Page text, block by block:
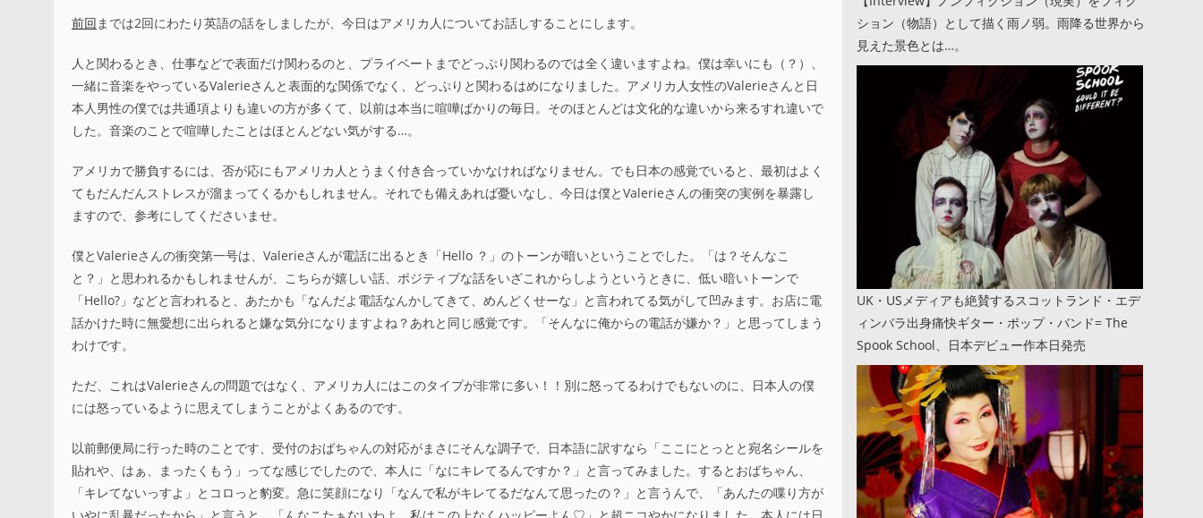
前回 までは2回にわたり英語の話をしましたが、今日はアメリカ人についてお話しすることにします。
人と関わるとき、仕事などで表面だけ関わるのと、プライベートまでどっぷり関わるのでは全く違いますよね。僕は幸いにも（？）、
一緒に音楽をやっているValerieさんと表面的な関係でなく、どっぷりと関わるはめになりました。アメリカ人女性のValerieさんと日
本人男性の僕では共通項よりも違いの方が多くて、以前は本当に喧嘩ばかりの毎日。そのほとんどは文化的な違いから来るすれ違いで
した。音楽のことで喧嘩したことはほとんどない気がする…。
アメリカで勝負するには、否が応にもアメリカ人とうまく付き合っていかなければなりません。でも日本の感覚でいると、最初はよく
てもだんだんストレスが溜まってくるかもしれません。それでも備えあれば憂いなし、今日は僕とValerieさんの衝突の実例を暴露し
ますので、参考にしてくださいませ。
僕とValerieさんの衝突第一号は、Valerieさんが電話に出るとき「Hello ？」のトーンが暗いということでした。「は？そんなこ
と？」と思われるかもしれませんが、こちらが嬉しい話、ポジティブな話をいざこれからしようというときに、低い暗いトーンで
「Hello?」などと言われると、あたかも「なんだよ電話なんかしてきて、めんどくせーな」と言われてる気がして凹みます。お店に電
話かけた時に無愛想に出られると嫌な気分になりますよね？あれと同じ感覚です。「そんなに俺からの電話が嫌か？」と思ってしまう
わけです。
ただ、これはValerieさんの問題ではなく、アメリカ人にはこのタイプが非常に多い！！別に怒ってるわけでもないのに、日本人の僕
には怒っているように思えてしまうことがよくあるのです。
以前郵便局に行った時のことです、受付のおばちゃんの対応がまさにそんな調子で、日本語に訳すなら「ここにとっとと宛名シールを
貼れや、はぁ、まったくもう」ってな感じでしたので、本人に「なにキレてるんですか？」と言ってみました。するとおばちゃん、
「キレてないっすよ」とコロっと豹変。急に笑顔になり「なんで私がキレてるだなんて思ったの？」と言うんで、「あんたの喋り方が
いやに乱暴だったから」と言うと、「んなこたぁないわよ、私はこの上なくハッピーよん♡」と超ニコやかになりました。本人には日
ション（物語）として描く雨ノ弱。雨降る世界から
見えた景色とは…。
UK・USメディアも絶賛するスコットランド・エデ
ィンバラ出身痛快ギター・ポップ・バンド= The
Spook School、日本デビュー作本日発売